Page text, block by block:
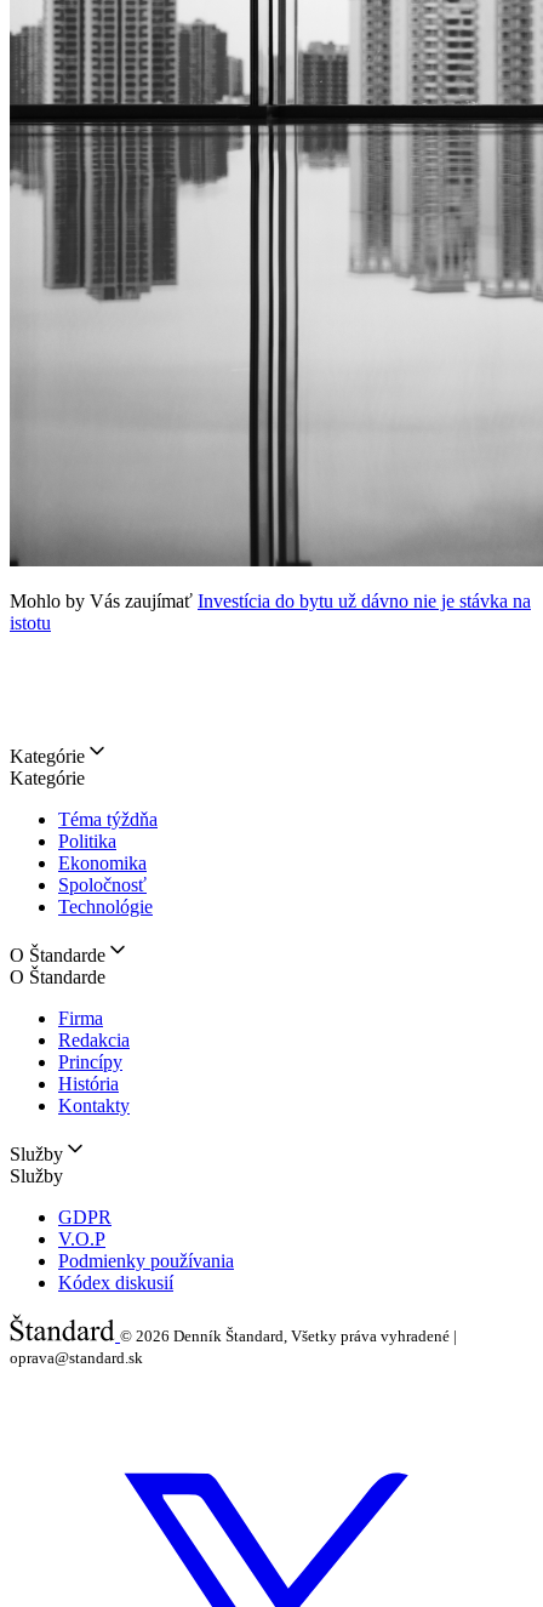
Mohlo by Vás zaujímať Investícia do bytu už dávno nie je stávka na
istotu
Kategórie
Kategórie
Téma týždňa
Politika
Ekonomika
Spoločnosť
Technológie
O Štandarde
O Štandarde
Firma
Redakcia
Princípy
História
Kontakty
Služby
Služby
GDPR
V.O.P
Podmienky používania
Kódex diskusií
© 2026 Denník Štandard, Všetky práva vyhradené |
oprava@standard.sk